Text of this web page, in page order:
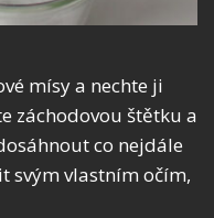
mísy a nechte ji
záchodovou štětku a
co nejdále
svým vlastním očím,